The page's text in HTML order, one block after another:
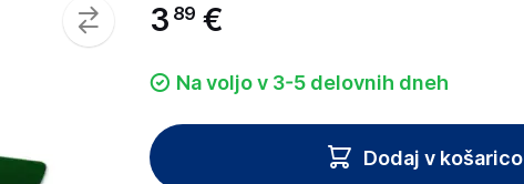
3 89 €
Na voljo v 3-5 delovnih dneh
Dodaj v košarico